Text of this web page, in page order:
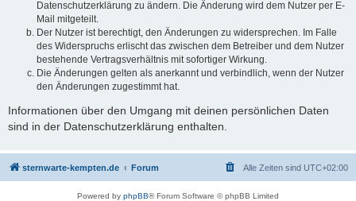
Datenschutzerklärung zu ändern. Die Änderung wird dem Nutzer per E-
Mail mitgeteilt.
Der Nutzer ist berechtigt, den Änderungen zu widersprechen. Im Falle
des Widerspruchs erlischt das zwischen dem Betreiber und dem Nutzer
bestehende Vertragsverhältnis mit sofortiger Wirkung.
Die Änderungen gelten als anerkannt und verbindlich, wenn der Nutzer
den Änderungen zugestimmt hat.
Informationen über den Umgang mit deinen persönlichen Daten
sind in der Datenschutzerklärung enthalten.
sternwarte-kempten.de Forum Alle Zeiten sind UTC+02:00
Powered by phpBB® Forum Software © phpBB Limited